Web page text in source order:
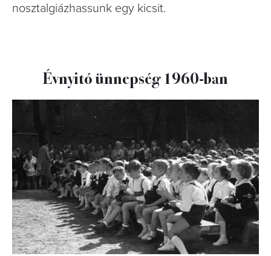
nosztalgiázhassunk egy kicsit.
Évnyitó ünnepség 1960-ban